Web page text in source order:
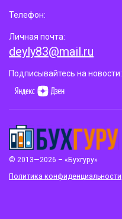
© 2013—2026 – «Бухгуру»
Политика конфиденциальности
Телефон:
Личная почта:
deyly83@mail.ru
Подписывайтесь на новости: